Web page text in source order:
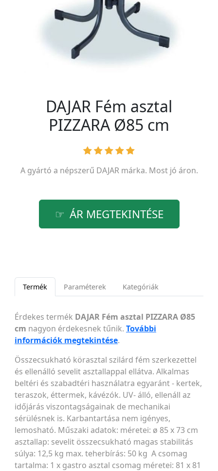
DAJAR Fém asztal
PIZZARA Ø85 cm
A gyártó a népszerű DAJARmárka. Most jó áron.
ÁR MEGTEKINTÉSE
Termék Paraméterek Kategóriák
Érdekes termék DAJAR Fém asztal PIZZARA Ø85
cm nagyon érdekesnek tűnik. További
információk megtekintése.
Összecsukható körasztal szilárd fém szerkezettel
és ellenálló sevelit asztallappal ellátva. Alkalmas
beltéri és szabadtéri használatra egyaránt - kertek,
teraszok, éttermek, kávézók. UV- álló, ellenáll az
időjárás viszontagságainak de mechanikai
sérülésnek is. Karbantartása nem igényes,
lemosható. Műszaki adatok: méretei: ø 85 x 73 cm
asztallap: sevelit összecsukható magas stabilitás
súlya: 12,5 kg max. teherbírás: 50 kg A csomag
tartalma: 1 x gastro asztal csomag méretei: 81 x 81